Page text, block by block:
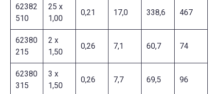
62382
510
25 x
1,00
0,21 17,0 338,6 467
62380
215
2 x
1,50
0,26 7,1 60,7 74
62380
315
3 x
1,50
0,26 7,7 69,5 96